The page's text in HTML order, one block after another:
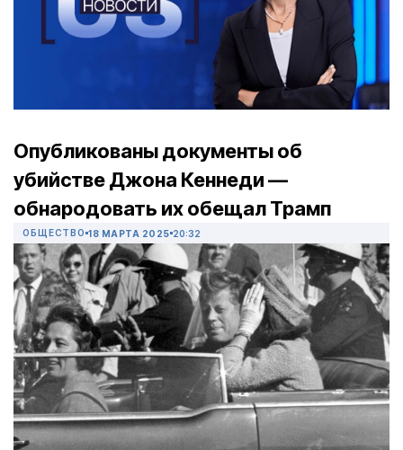
Опубликованы документы об
убийстве Джона Кеннеди —
обнародовать их обещал Трамп
ОБЩЕСТВО 18 МАРТА 2025 20:32